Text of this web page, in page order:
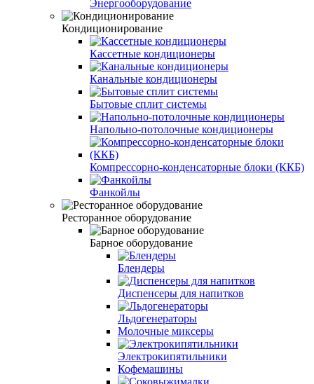
Энергооборудование
Кондиционирование
Кассетные кондиционеры
Канальные кондиционеры
Бытовые сплит системы
Напольно-потолочные кондиционеры
Компрессорно-конденсаторные блоки (ККБ)
Фанкойлы
Ресторанное оборудование
Барное оборудование
Блендеры
Диспенсеры для напитков
Льдогенераторы
Молочные миксеры
Электрокипятильники
Кофемашины